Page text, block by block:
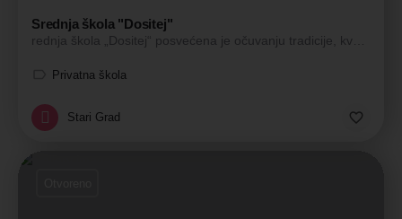
Srednja škola "Dositej"
Privatna škola
Stari Grad